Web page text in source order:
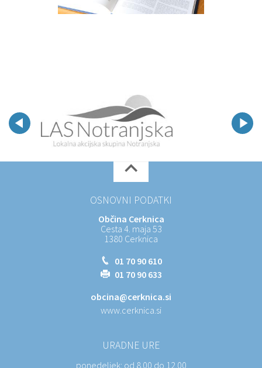
OSNOVNI PODATKI
Občina Cerknica
Cesta 4. maja 53
1380 Cerknica
01 70 90 610
01 70 90 633
obcina@cerknica.si
www.cerknica.si
URADNE URE
ponedeljek: od 8.00 do 12.00